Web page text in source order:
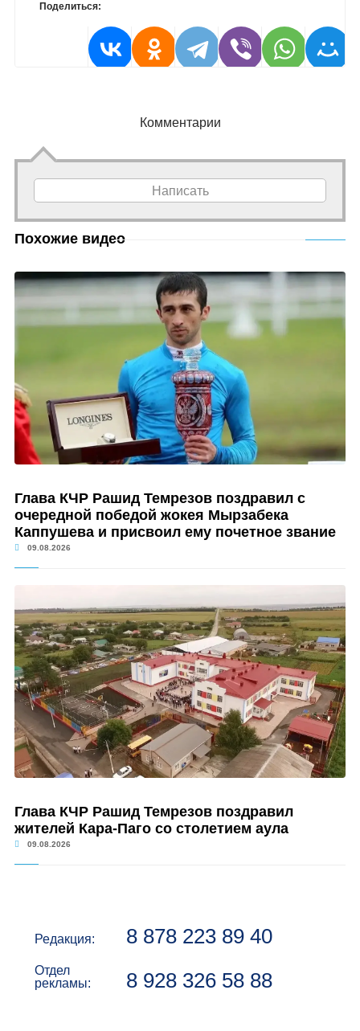
Поделиться:
Комментарии
Написать
Похожие видео
Глава КЧР Рашид Темрезов поздравил с
очередной победой жокея Мырзабека
Каппушева и присвоил ему почетное звание
09.08.2026
Глава КЧР Рашид Темрезов поздравил
жителей Кара-Паго со столетием аула
09.08.2026
Редакция: 8 878 223 89 40
Отдел
рекламы:
8 928 326 58 88